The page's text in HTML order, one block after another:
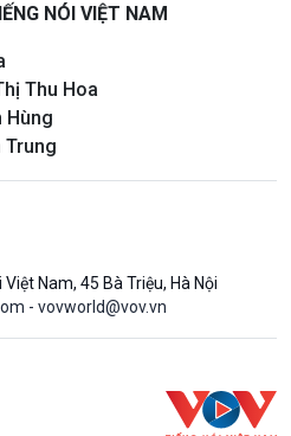
NÓI VIỆT NAM
Thu Hoa
Hùng
Trung
Nam, 45 Bà Triệu, Hà Nội
- vovworld@vov.vn